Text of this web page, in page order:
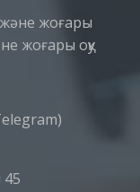
және жоғары
жоғары оқу